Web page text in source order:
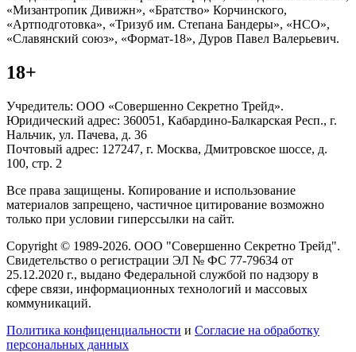
«Мизантропик Дивижн», «Братство» Корчинского,
«Артподготовка», «Тризуб им. Степана Бандеры», «НСО»,
«Славянский союз», «Формат-18», Дуров Павел Валерьевич.
18+
Учредитель: ООО «Совершенно Секретно Трейд».
Юридический адрес: 360051, Кабардино-Балкарская Респ., г.
Нальчик, ул. Пачева, д. 36
Почтовый адрес: 127247, г. Москва, Дмитровское шоссе, д.
100, стр. 2
Все права защищены. Копирование и использование
материалов запрещено, частичное цитирование возможно
только при условии гиперссылки на сайт.
Copyright © 1989-2026. ООО "Совершенно Секретно Трейд".
Свидетельство о регистрации ЭЛ № ФС 77-79634 от
25.12.2020 г., выдано Федеральной службой по надзору в
сфере связи, информационных технологий и массовых
коммуникаций.
Политика конфиценциальности и Согласие на обработку
персональных данных